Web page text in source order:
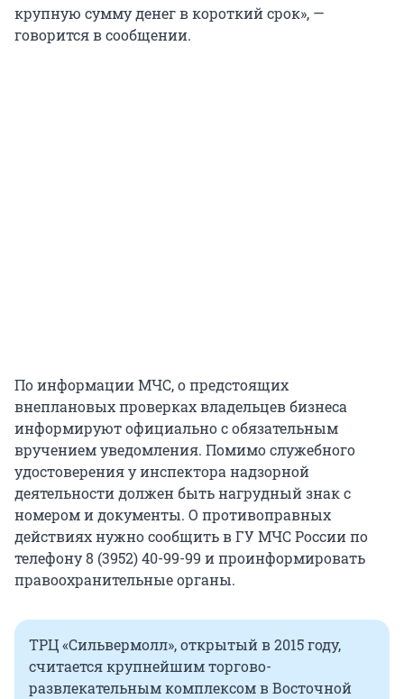
крупную сумму денег в короткий срок», —
говорится в сообщении.
По информации МЧС, о предстоящих
внеплановых проверках владельцев бизнеса
информируют официально с обязательным
вручением уведомления. Помимо служебного
удостоверения у инспектора надзорной
деятельности должен быть нагрудный знак с
номером и документы. О противоправных
действиях нужно сообщить в ГУ МЧС России по
телефону 8 (3952) 40-99-99 и проинформировать
правоохранительные органы.
ТРЦ «Сильвермолл», открытый в 2015 году,
считается крупнейшим торгово-
развлекательным комплексом в Восточной